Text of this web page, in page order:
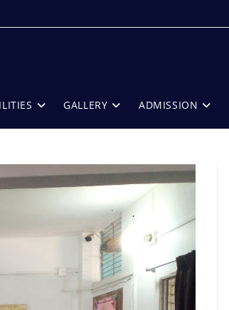
GALLERY ADMISSION